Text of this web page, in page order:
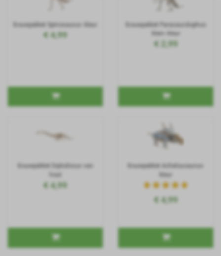
Bouwpakket Spinosaurus- kleur
€ 4,99
Bouwpakket Parasaurolophus
klein- kleur
€ 2,99
Bouwpakket Diplodocus van
hout
€ 4,99
Bouwpakket Achelousaurus-
kleur
€ 4,99